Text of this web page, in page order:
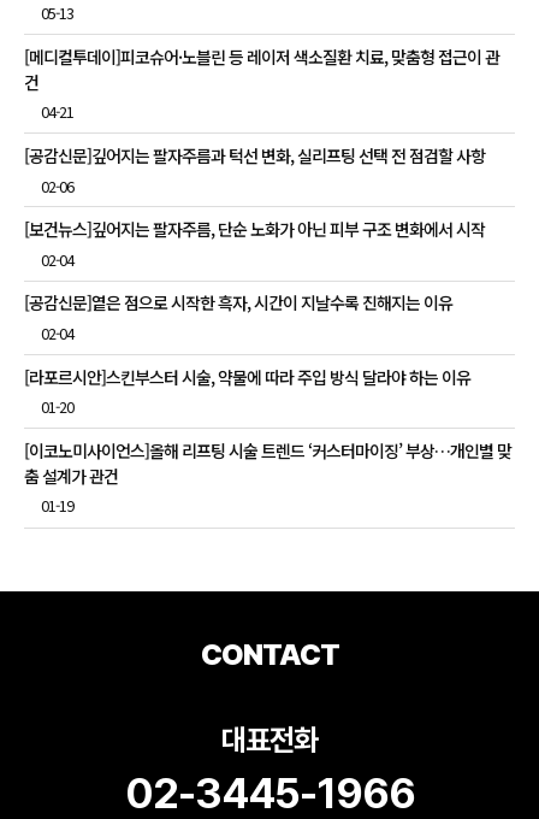
05-13
[메디컬투데이]피코슈어·노블린 등 레이저 색소질환 치료, 맞춤형 접근이 관
건
04-21
[공감신문]깊어지는 팔자주름과 턱선 변화, 실리프팅 선택 전 점검할 사항
02-06
[보건뉴스]깊어지는 팔자주름, 단순 노화가 아닌 피부 구조 변화에서 시작
02-04
[공감신문]옅은 점으로 시작한 흑자, 시간이 지날수록 진해지는 이유
02-04
[라포르시안]스킨부스터 시술, 약물에 따라 주입 방식 달라야 하는 이유
01-20
[이코노미사이언스]올해 리프팅 시술 트렌드 ‘커스터마이징’ 부상…개인별 맞
춤 설계가 관건
01-19
CONTACT
대표전화
02-3445-1966